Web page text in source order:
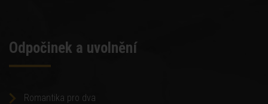
Odpočinek a uvolnění
Romantika pro dva